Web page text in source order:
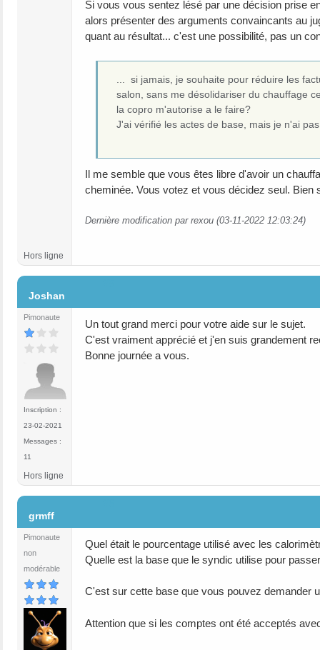
Si vous vous sentez lésé par une décision prise
alors présenter des arguments convaincants au
quant au résultat... c'est une possibilité, pas un
... si jamais, je souhaite pour réduire les
salon, sans me désolidariser du chauffage
la copro m'autorise a le faire?
J'ai vérifié les actes de base, mais je n'ai
Il me semble que vous êtes libre d'avoir un
cheminée. Vous votez et vous décidez seul.
Dernière modification par rexou (03-11-2022 12:03:24)
Hors ligne
Joshan
Pimonaute
Inscription :
23-02-2021
Messages :
11
Un tout grand merci pour votre aide sur le sujet.
C'est vraiment apprécié et j'en suis grandement
Bonne journée a vous.
Hors ligne
grmff
Pimonaute
non
modérable
Quel était le pourcentage utilisé avec les
Quelle est la base que le syndic utilise pour
C'est sur cette base que vous pouvez demander
Attention que si les comptes ont été acceptés